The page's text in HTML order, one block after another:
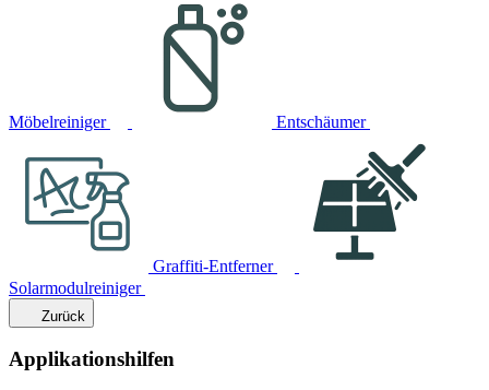
Möbelreiniger Entschäumer
Graffiti-Entferner
Solarmodulreiniger
Zurück
Applikationshilfen